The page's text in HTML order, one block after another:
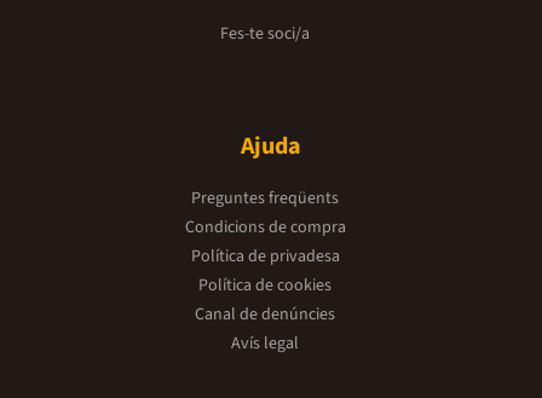
Fes-te soci/a
Ajuda
Preguntes freqüents
Condicions de compra
Política de privadesa
Política de cookies
Canal de denúncies
Avís legal